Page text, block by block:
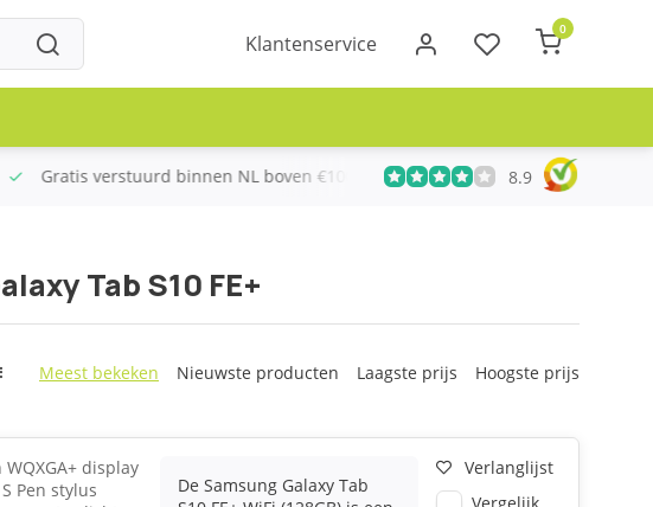
Klantenservice
0
Gratis verstuurd binnen NL boven €100 Meer dan 20 jaar Telecom
8.9
Tab S10 FE+
Meest bekeken Nieuwste producten Laagste prijs Hoogste prijs
WQXGA+ display
Pen stylus
De Samsung Galaxy Tab
Verlanglijst